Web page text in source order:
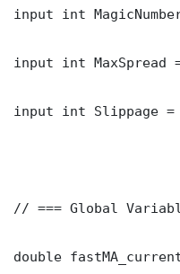
input int
input int MaxSpread
input int Slippage =
// === Global
double